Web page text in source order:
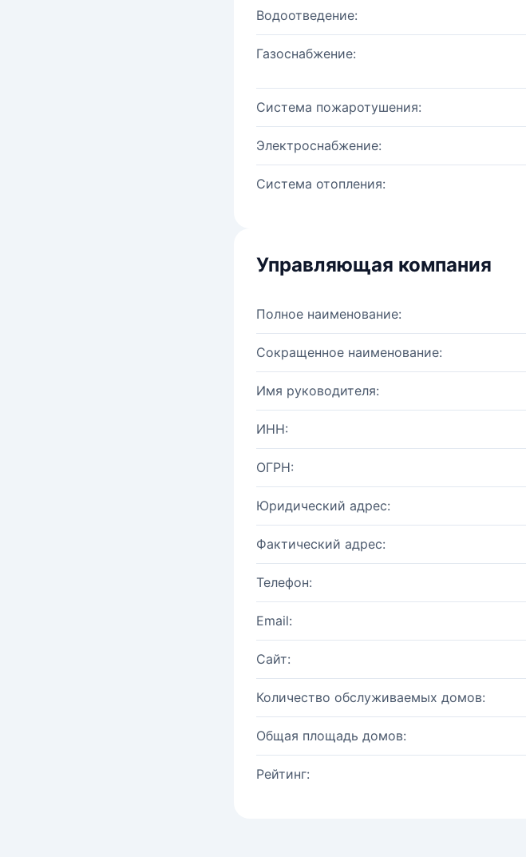
Водоотведение:
Газоснабжение:
Система пожаротушения:
Электроснабжение:
Система отопления:
Управляющая компания
Полное наименование:
Сокращенное наименование:
Имя руководителя:
ИНН:
ОГРН:
Юридический адрес:
Фактический адрес:
Телефон:
Email:
Сайт:
Количество обслуживаемых домов:
Общая площадь домов:
Рейтинг: